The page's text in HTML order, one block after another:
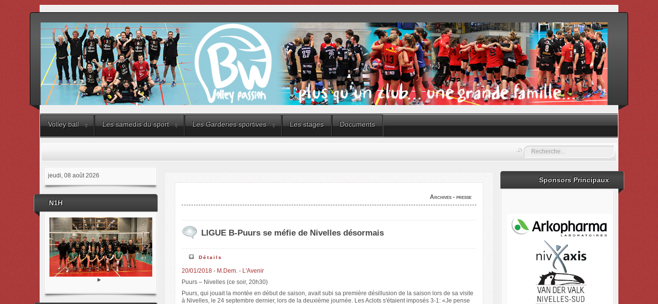
Volley ball Les samedis du sport Les Garderies sportives Les stages Documents
Rechercher
jeudi, 08 août 2026
N1H
Archives - presse
LIGUE B-Puurs se méfie de Nivelles désormais
Détails
20/01/2018 - M.Dem. - L'Avenir
Puurs – Nivelles (ce soir, 20h30)
Puurs, qui jouait la montée en début de saison, avait subi sa première désillusion de la saison lors de sa visite
à Nivelles, le 24 septembre dernier, lors de la deuxième journée. Les Aclots s'étaient imposés 3-1: «Je pense
Sponsors Principaux